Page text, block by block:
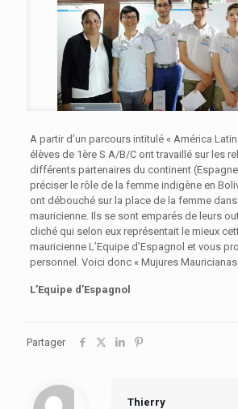
A partir d’un parcours intitulé « América
élèves de 1ère S A/B/C ont travaillé sur les
différents partenaires du continent
préciser le rôle de la femme indigène en
ont débouché sur la place de la femme
mauricienne. Ils se sont emparés de leurs
cliché qui selon eux représentait le mieux
mauricienne L’Equipe d’Espagnol et vous
personnel. Voici donc « Mujures Mauricianas
L’Equipe d’Espagnol
Partager
Thierry